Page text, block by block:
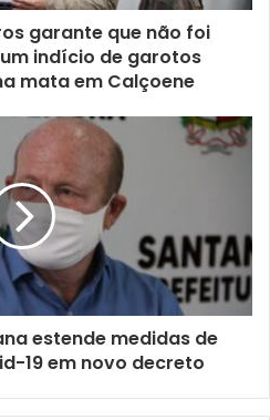
garante que não foi
indício de garotos
mata em Calçoene
estende medidas de
19 em novo decreto